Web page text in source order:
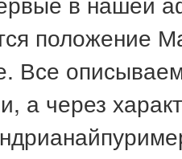
положение
Все
а через